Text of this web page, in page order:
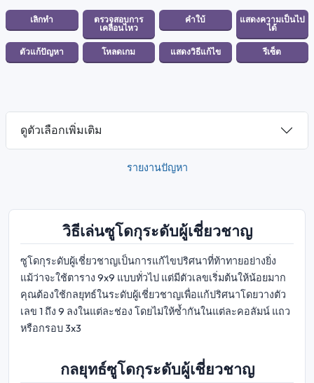
ดูตัวเลือกเพิ่มเติม
รายงานปัญหา
วิธีเล่นซูโดกุระดับผู้เชี่ยวชาญ
ซูโดกุระดับผู้เชี่ยวชาญเป็นการแก้ไขปริศนาที่ท้าทายอย่างยิ่ง
แม้ว่าจะใช้ตาราง 9x9 แบบทั่วไป แต่มีตัวเลขเริ่มต้นให้น้อยมาก
คุณต้องใช้กลยุทธ์ในระดับผู้เชี่ยวชาญเพื่อแก้ปริศนาโดยวางตัว
เลข 1 ถึง 9 ลงในแต่ละช่อง โดยไม่ให้ซ้ำกันในแต่ละคอลัมน์ แถว
หรือกรอบ 3x3
กลยุทธ์ซูโดกุระดับผู้เชี่ยวชาญ